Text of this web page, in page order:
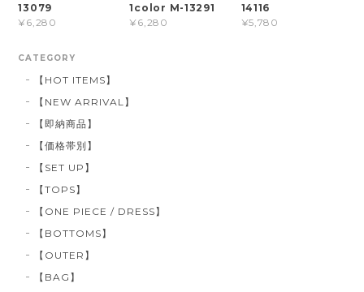
13079
¥6,280
1color M-13291
¥6,280
14116
¥5,780
CATEGORY
【HOT ITEMS】
【NEW ARRIVAL】
【即納商品】
【価格帯別】
【SET UP】
【TOPS】
【ONE PIECE / DRESS】
【BOTTOMS】
【OUTER】
【BAG】